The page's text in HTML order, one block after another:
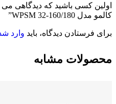
اولین کسی باشید که دیدگاهی
کالمو مدل WPSM 32-160/180”
برای فرستادن دیدگاه، باید وارد
محصولات مشابه